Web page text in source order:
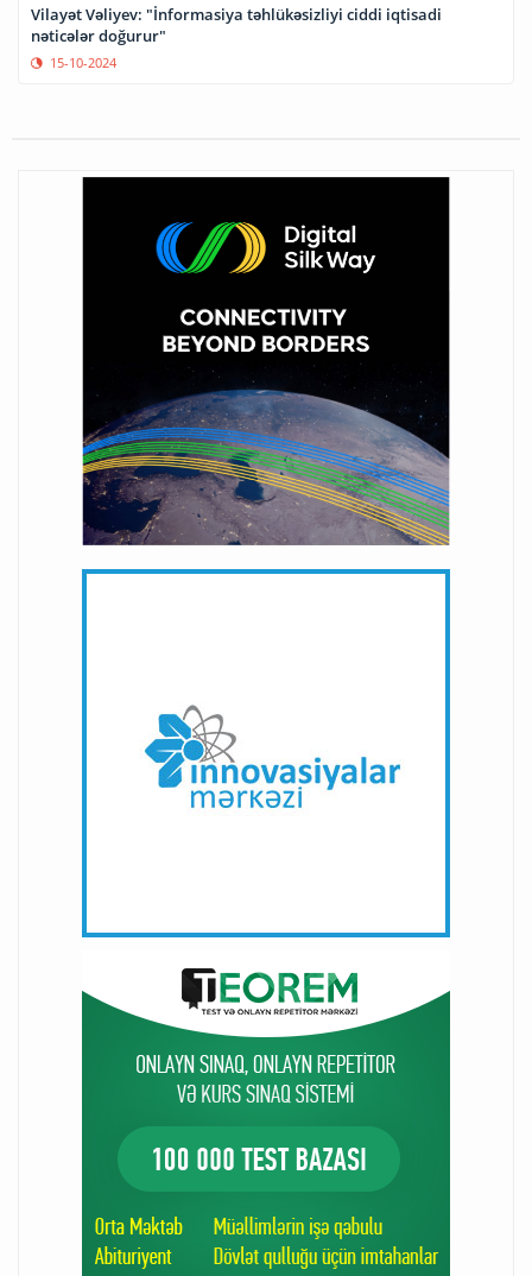
Vilayət Vəliyev: "İnformasiya təhlükəsizliyi ciddi iqtisadi
nəticələr doğurur"
15-10-2024